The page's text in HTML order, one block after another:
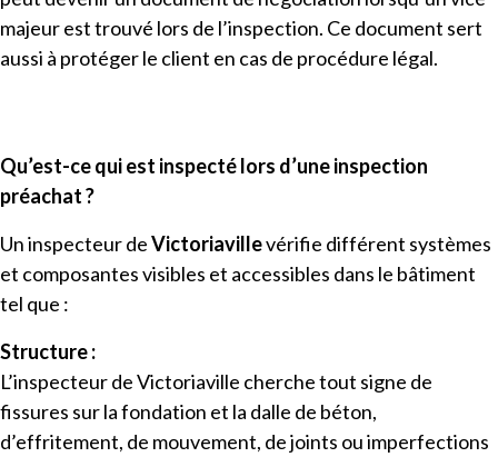
majeur est trouvé lors de l’inspection. Ce document sert
aussi à protéger le client en cas de procédure légal.
Qu’est-ce qui est inspecté lors d’une inspection
préachat ?
Un inspecteur deVictoriavillevérifie différent systèmes
et composantes visibles et accessibles dans le bâtiment
tel que :
Structure :
L’inspecteur de Victoriaville cherche tout signe de
fissures sur la fondation et la dalle de béton,
d’effritement, de mouvement, de joints ou imperfections